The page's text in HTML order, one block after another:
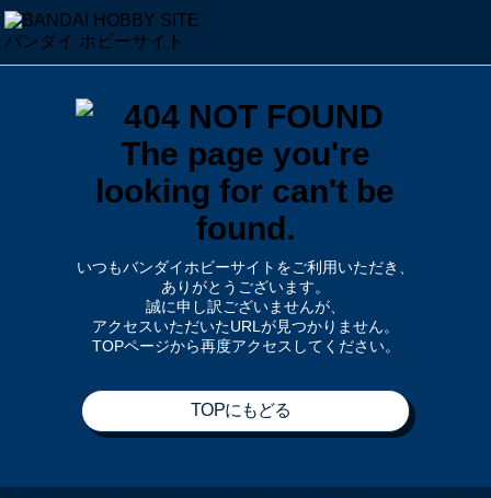
いつもバンダイホビーサイトをご利用いただき、
ありがとうございます。
誠に申し訳ございませんが、
アクセスいただいたURLが見つかりません。
TOPページから再度アクセスしてください。
TOPにもどる